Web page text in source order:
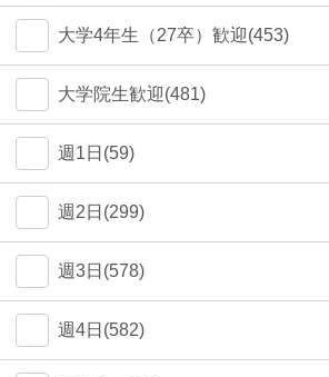
大学4年生（27卒）歓迎(453)
大学院生歓迎(481)
週1日(59)
週2日(299)
週3日(578)
週4日(582)